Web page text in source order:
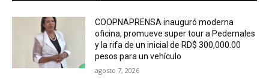
COOPNAPRENSA inauguró moderna
oficina, promueve super tour a Pedernales
y la rifa de un inicial de RD$ 300,000.00
pesos para un vehículo
agosto 7, 2026